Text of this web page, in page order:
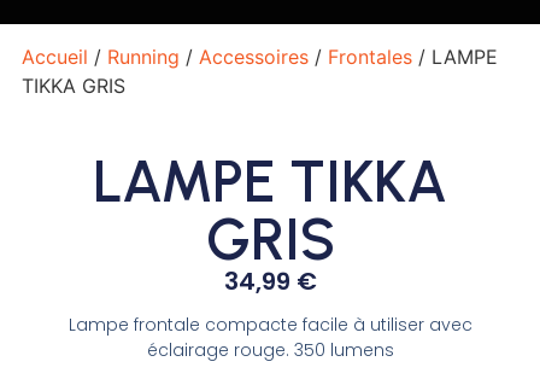
Accueil / Running / Accessoires/ Frontales/ LAMPE
TIKKA GRIS
LAMPE TIKKA
GRIS
34,99 €
Lampe frontale compacte facile à utiliser avec
éclairage rouge. 350 lumens